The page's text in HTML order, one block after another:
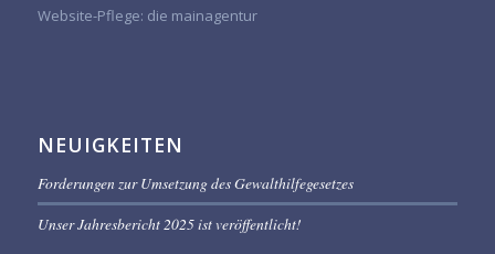
Website-Pflege: die mainagentur
NEUIGKEITEN
Forderungen zur Umsetzung des Gewalthilfegesetzes
Unser Jahresbericht 2025 ist veröffentlicht!